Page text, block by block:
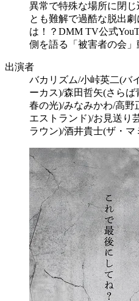
異常で特殊な場所に閉
とも難解で過酷な脱出
は！？DMM TV公式
側を語る「被害者の会」
出演者
バカリズム/小峠英二(バ
ーカス)/森田哲矢(さら
春の光)/みなみかわ/高野
エストランド)/お見送り
ラウン)/酒井貴士(ザ・マ